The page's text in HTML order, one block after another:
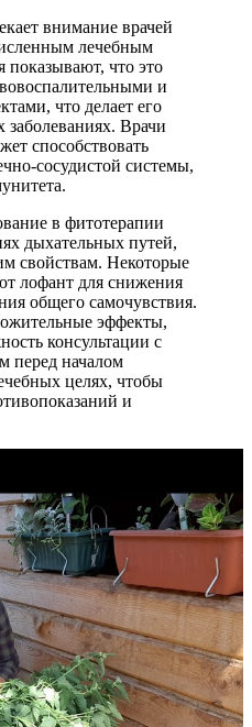
внимание врачей
лечебным
показывают, что это
и
что делает его
Врачи
способствовать
сосудистой системы,
в фитотерапии
дыхательных путей,
свойствам. Некоторые
лофант для снижения
общего самочувствия.
эффекты,
консультации с
перед началом
целях, чтобы
и